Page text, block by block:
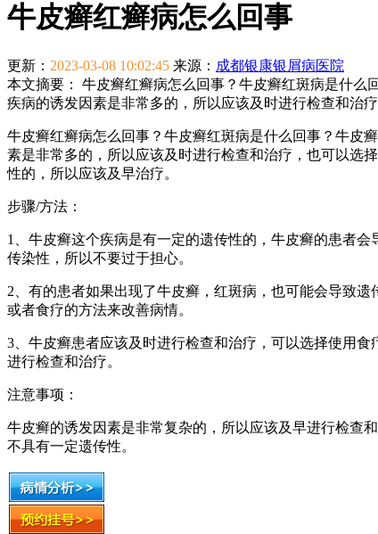
牛皮癣红癣病怎么回事
更新： 2023-03-08 10:02:45 来源： 成都银康银屑病医院
本文摘要：
牛皮癣红癣病怎么回事？牛皮癣红斑病是什么
疾病的诱发因素是非常多的，所以应该及时进行检查和治
牛皮癣红癣病怎么回事？牛皮癣红斑病是什么回事？牛皮
素是非常多的，所以应该及时进行检查和治疗，也可以选
性的，所以应该及早治疗。
步骤/方法：
1、牛皮癣这个疾病是有一定的遗传性的，牛皮癣的患者会
传染性，所以不要过于担心。
2、有的患者如果出现了牛皮癣，红斑病，也可能会导致
或者食疗的方法来改善病情。
3、牛皮癣患者应该及时进行检查和治疗，可以选择使用
进行检查和治疗。
注意事项：
牛皮癣的诱发因素是非常复杂的，所以应该及早进行检查
不具有一定遗传性。